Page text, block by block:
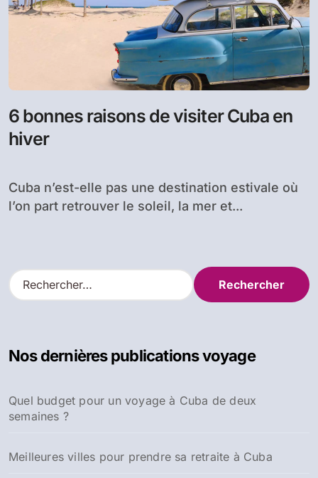
6 bonnes raisons de visiter Cuba en
hiver
Cuba n’est-elle pas une destination estivale où
l’on part retrouver le soleil, la mer et...
R
e
r
e
r
Nos dernières publications voyage
Quel budget pour un voyage à Cuba de deux
semaines ?
Meilleures villes pour prendre sa retraite à Cuba